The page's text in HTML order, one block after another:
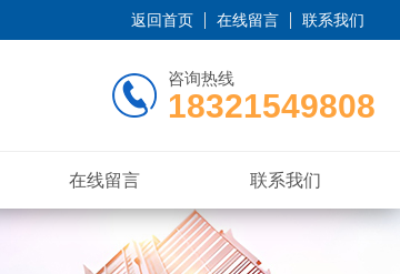
返回首页 在线留言 联系我们
咨询热线
18321549808
在线留言 联系我们